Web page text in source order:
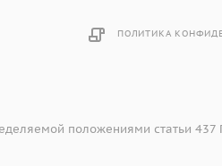
ПОЛИТИКА
положениями статьи 437